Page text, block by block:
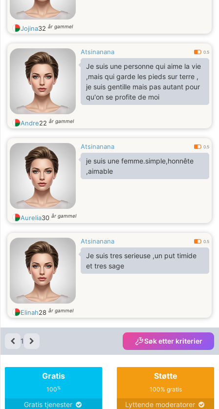
Jojina32 år gammel
Atsinanana 0.5
Je suis une personne qui aime la vie
,mais qui garde les pieds sur terre ,
je suis gentille mais pas autant pour
qu'on se profite de moi
Andre22 år gammel
Atsinanana 0.5
je suis une femme.simple,honnête
,aimable
Aurelia30 år gammel
Atsinanana 0.5
Je suis tres serieuse ,un put timide
et tres sage
Elinah28 år gammel
1 Søk etter kriterier
Gratis
100%
Gratis tjenester
Støtte
100% gratis
Lyttende moderatorer